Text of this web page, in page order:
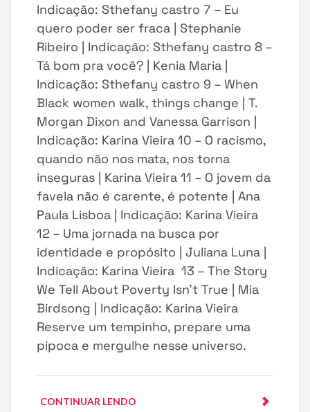
Indicação: Sthefany castro 7 – Eu
quero poder ser fraca | Stephanie
Ribeiro | Indicação: Sthefany castro 8 –
Tá bom pra você? | Kenia Maria |
Indicação: Sthefany castro 9 – When
Black women walk, things change | T.
Morgan Dixon and Vanessa Garrison |
Indicação: Karina Vieira 10 – O racismo,
quando não nos mata, nos torna
inseguras | Karina Vieira 11 – O jovem da
favela não é carente, é potente | Ana
Paula Lisboa | Indicação: Karina Vieira
12 – Uma jornada na busca por
identidade e propósito | Juliana Luna |
Indicação: Karina Vieira 13 – The Story
We Tell About Poverty Isn’t True | Mia
Birdsong | Indicação: Karina Vieira
Reserve um tempinho, prepare uma
pipoca e mergulhe nesse universo.
CONTINUAR LENDO